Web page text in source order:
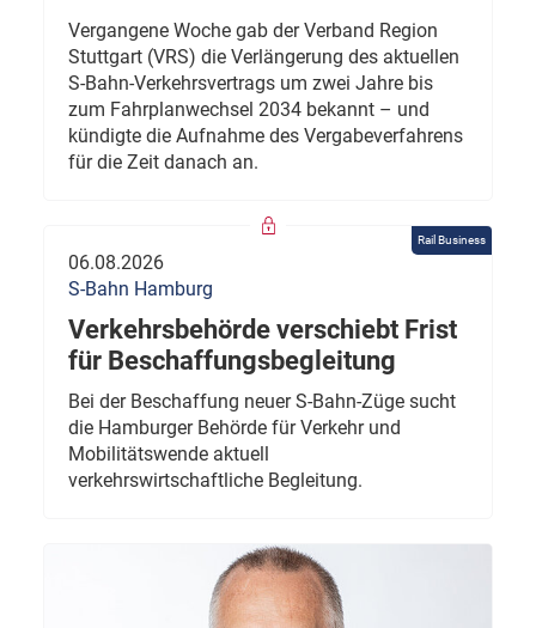
Vergangene Woche gab der Verband Region
Stuttgart (VRS) die Verlängerung des aktuellen
S-Bahn-Verkehrsvertrags um zwei Jahre bis
zum Fahrplanwechsel 2034 bekannt – und
kündigte die Aufnahme des Vergabeverfahrens
für die Zeit danach an.
Rail Business
06.08.2026
S-Bahn Hamburg
Verkehrsbehörde verschiebt Frist
für Beschaffungsbegleitung
Bei der Beschaffung neuer S-Bahn-Züge sucht
die Hamburger Behörde für Verkehr und
Mobilitätswende aktuell
verkehrswirtschaftliche Begleitung.